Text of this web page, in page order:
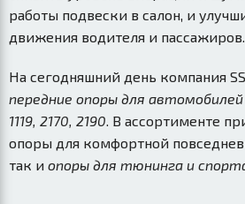
работы подвески в салон, и
движения водителя и пассажиров.
На сегодняшний день компания
передние опоры для автомобилей
1119, 2170, 2190. В ассортименте
опоры для комфортной
так и опоры для тюнинга и